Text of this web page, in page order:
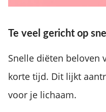
Te veel gericht op
Snelle diëten beloven
korte tijd. Dit lijkt
voor je lichaam.